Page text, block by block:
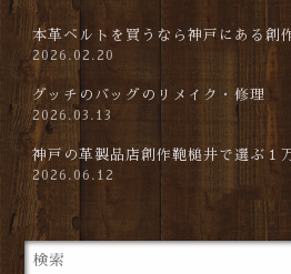
本革ベルトを買うなら神戸にある創
2026.02.20
グッチのバッグのリメイク・修理
2026.03.13
神戸の革製品店創作鞄槌井で選ぶ１
2026.06.12